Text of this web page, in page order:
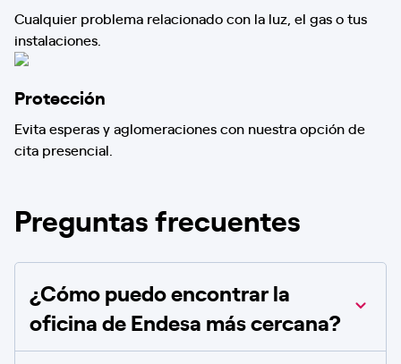
Cualquier problema relacionado con la luz, el gas o tus
instalaciones.
Protección
Evita esperas y aglomeraciones con nuestra opción de
cita presencial.
Preguntas frecuentes
¿Cómo puedo encontrar la
oficina de Endesa más cercana?